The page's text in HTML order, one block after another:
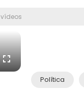
Política